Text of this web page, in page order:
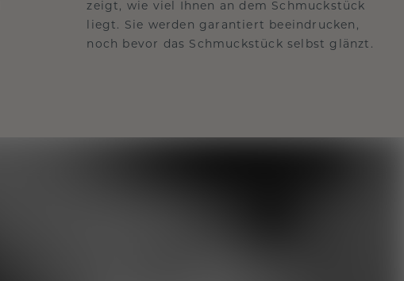
zeigt, wie viel Ihnen an dem Schmuckstück
liegt. Sie werden garantiert beeindrucken,
noch bevor das Schmuckstück selbst glänzt.